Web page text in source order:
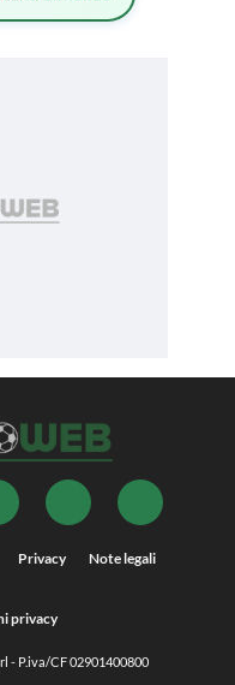
Privacy Note legali
privacy
- P.iva/CF 02901400800